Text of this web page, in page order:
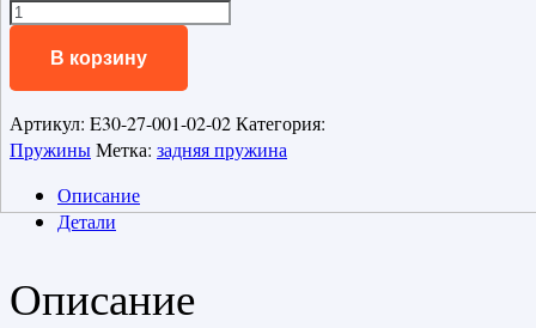
В корзину
Артикул: E30-27-001-02-02Категория:
ПружиныМетка: задняя пружина
Описание
Детали
Описание